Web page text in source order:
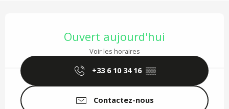
Ouvert aujourd'hui
Voir les horaires
+33 6 10 34 16 ▒▒
Contactez-nous